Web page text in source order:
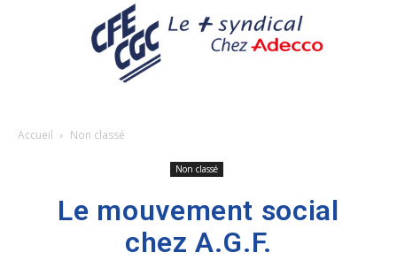
Accueil Non classé
Non classé
Le mouvement social
chez A.G.F.